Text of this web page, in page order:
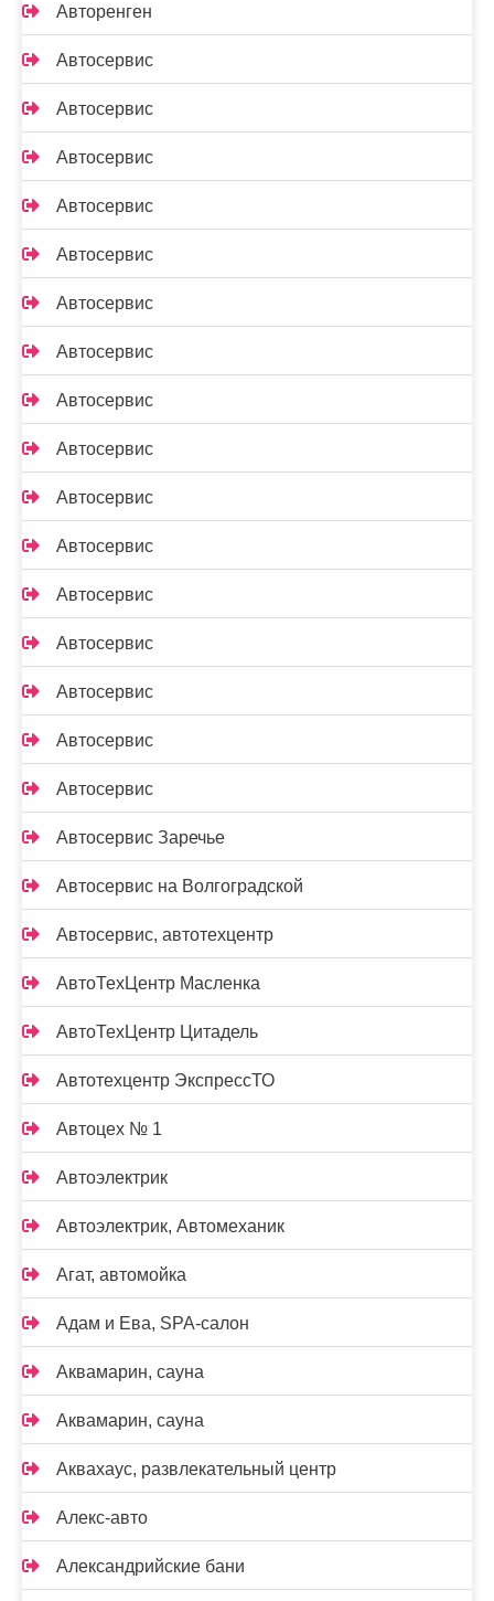
Авторенген
Автосервис
Автосервис
Автосервис
Автосервис
Автосервис
Автосервис
Автосервис
Автосервис
Автосервис
Автосервис
Автосервис
Автосервис
Автосервис
Автосервис
Автосервис
Автосервис
Автосервис Заречье
Автосервис на Волгоградской
Автосервис, автотехцентр
АвтоТехЦентр Масленка
АвтоТехЦентр Цитадель
Автотехцентр ЭкспрессТО
Автоцех № 1
Автоэлектрик
Автоэлектрик, Автомеханик
Агат, автомойка
Адам и Ева, SPA-салон
Аквамарин, сауна
Аквамарин, сауна
Аквахаус, развлекательный центр
Алекс-авто
Александрийские бани